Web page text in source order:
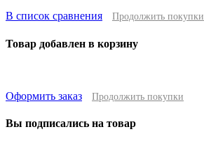
В список сравнения Продолжить покупки
Товар добавлен в корзину
Оформить заказ Продолжить покупки
Вы подписались на товар